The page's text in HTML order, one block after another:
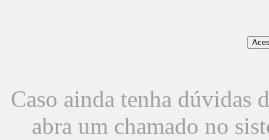
Caso ainda tenha dúvidas
abra um chamado no